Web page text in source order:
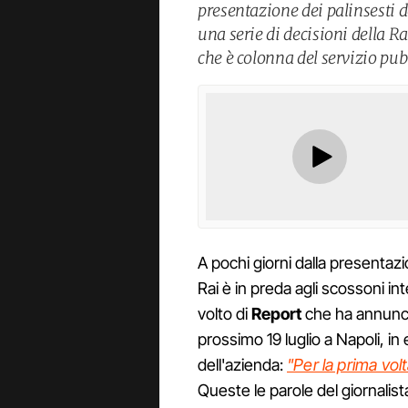
presentazione dei palinsesti
una serie di decisioni della
che è colonna del servizio
A pochi giorni dalla
Rai è in preda agli scossoni
volto diReportche ha
prossimo 19 luglio a Napoli,
dell'azienda: "Per la prima
Queste le parole del